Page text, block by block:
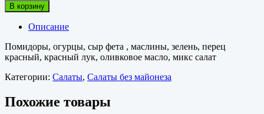
В корзину
Описание
Помидоры, огурцы, сыр фета , маслины, зелень, перец
красный, красный лук, оливковое масло, микс салат
Категории: Салаты, Салаты без майонеза
Похожие товары